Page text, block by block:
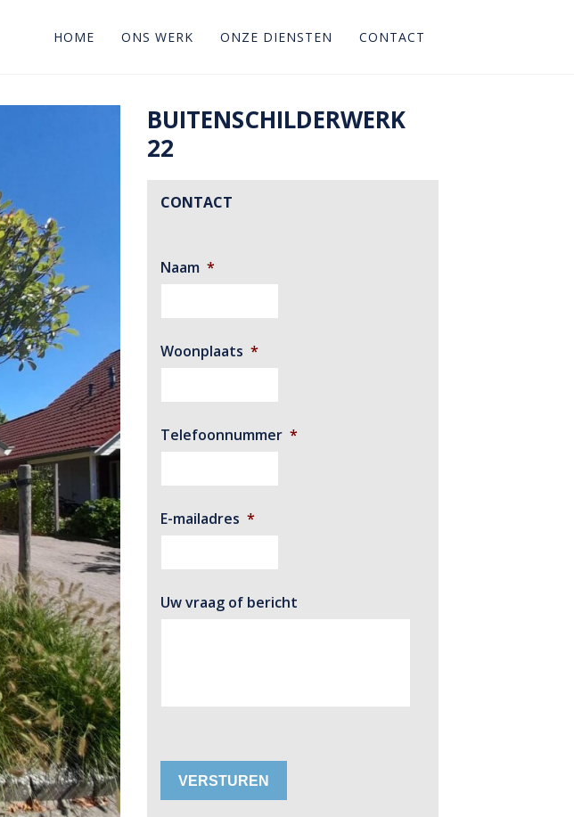
HOME ONS WERK ONZE DIENSTEN CONTACT
BUITENSCHILDERWERK
22
CONTACT
Naam *
Woonplaats *
Telefoonnummer *
E-mailadres *
Uw vraag of bericht
VERSTUREN